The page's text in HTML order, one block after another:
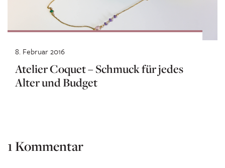
Atelier Coquet – Schmuck für jedes
Alter und Budget
8. Februar 2016
1 Kommentar